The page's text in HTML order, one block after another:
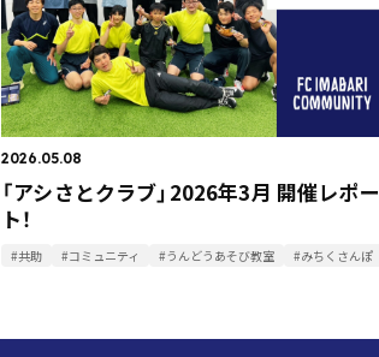
2026.05.08
「アシさとクラブ」2026年3月 開催レポー
ト！
#共助 #コミュニティ #うんどうあそび教室 #みちくさんぽ